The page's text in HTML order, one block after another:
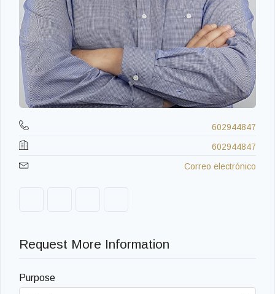
602944847
602944847
Correo electrónico
Request More Information
Purpose